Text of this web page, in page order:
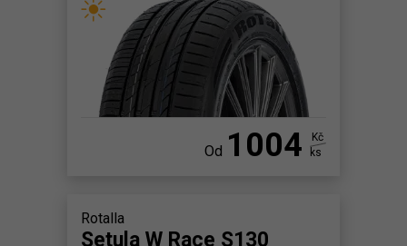
Od 1004
Kč
ks
Rotalla
Setula W Race S130